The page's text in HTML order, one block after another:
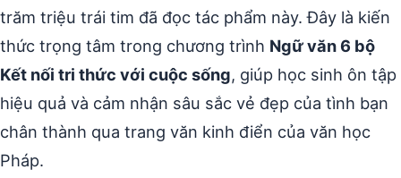
trăm triệu trái tim đã đọc tác phẩm này. Đây là kiến
thức trọng tâm trong chương trình Ngữ văn 6 bộ
Kết nối tri thức với cuộc sống, giúp học sinh ôn tập
hiệu quả và cảm nhận sâu sắc vẻ đẹp của tình bạn
chân thành qua trang văn kinh điển của văn học
Pháp.